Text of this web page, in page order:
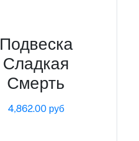
Подвеска
Сладкая
Смерть
4,862.00 руб